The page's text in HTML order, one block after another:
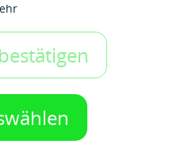
WARENKORB